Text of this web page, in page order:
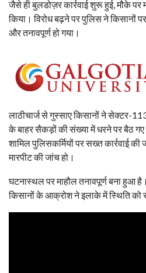
जैसे ही बुलडोज़र कार्रवाई शुरू हुई, मौके पर
किया। विरोध बढ़ने पर पुलिस ने किसानों
और तनावपूर्ण हो गया।
लाठीचार्ज से गुस्साए किसानों ने सेक्टर-
के बाहर सैकड़ों की संख्या में धरने पर बैठ
शामिल पुलिसकर्मियों पर सख्त कार्रवाई
मारपीट की जांच हो।
घटनास्थल पर माहौल तनावपूर्ण बना हुआ
किसानों के आक्रोश ने इलाके में स्थिति को